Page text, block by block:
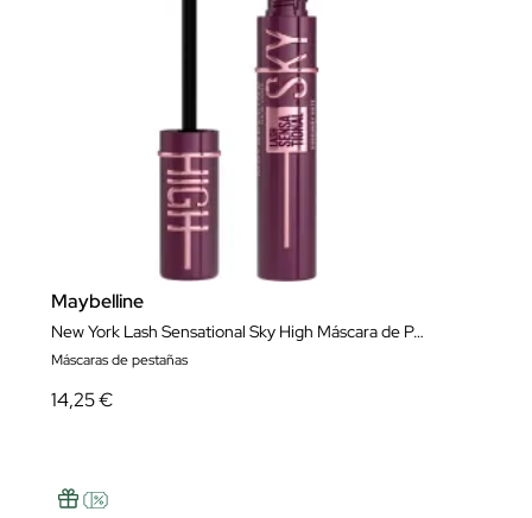
Maybelline
New York Lash Sensational Sky High Máscara de Pestañas
Máscaras de pestañas
14,25 €